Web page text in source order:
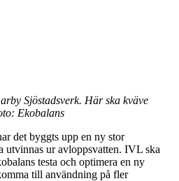
Sjöstadsverk. Här ska kväve
Ekobalans
det byggts upp en ny stor
utvinnas ur avloppsvatten. IVL ska
testa och optimera en ny
till användning på fler